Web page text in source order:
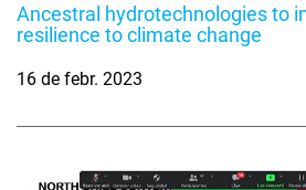
Ancestral hydrotechnologies to
resilience to climate change
16 de febr. 2023